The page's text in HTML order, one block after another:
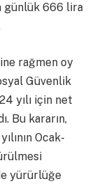
günlük 666 lira
rağmen oy
Güvenlik
yılı için net
Bu kararın,
Ocak-
yürürlüğe